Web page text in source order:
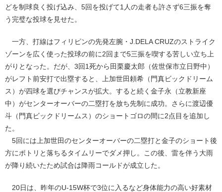
どを制球良く投げ込み、5回を投げて1人の走者も許さず6三振を奪
う完璧な投球を見せた。
一方、打線はフィリピンの先発左腕・J.DELA CRUZのストライク
ゾーンを広く使った投球の前に2回まで5三振を喫する苦しい立ち上
がりとなった。だが、3回1死から田栗慶太郎（佐世保市立日野中）
がレフト前安打で出塁すると、上加世田頼希（門真ビックドリーム
ス）が四球を選びチャンスが拡大。すると続く金子永（立教新座
中）がセンターオーバーの二塁打を放ち先制に成功。さらに渡辺優
斗（門真ビックドリームス）のショートゴロの間に2点目を追加し
た。
5回には上加世田のセンターオーバーの二塁打と金子のショート後
方にポトリと落ちるタイムリーでダメ押し。この後、雷を伴う大雨
が降り続いたため試合は降雨コールドが成立した。
20日は、昨年のU-15W杯で3位に入るなど身体能力の高い好素材